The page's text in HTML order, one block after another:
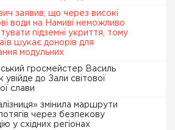
заявив, що через високі
води на Намиві неможливо
підземні укриття, тому
шукає донорів для
модульних
гросмейстер Василь
увійде до Зали світової
слави
змінила маршрути
через безпекову
у східних регіонах